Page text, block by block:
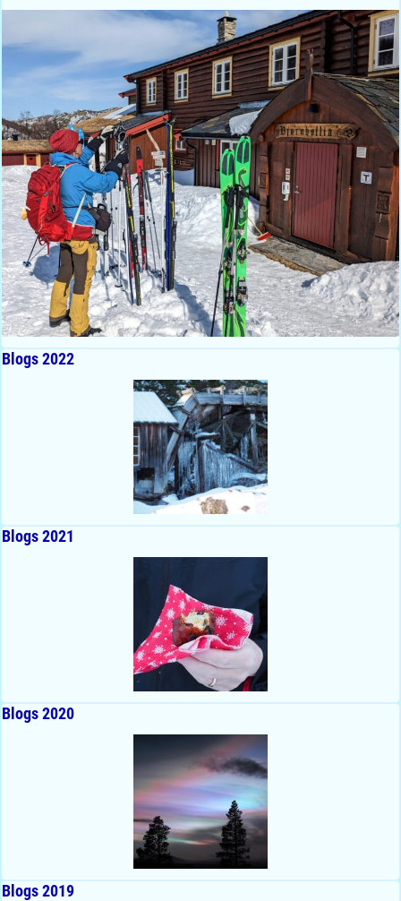
Blogs 2022
Blogs 2021
Blogs 2020
Blogs 2019